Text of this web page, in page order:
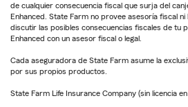
de cualquier consecuencia fiscal que surja del
Enhanced. State Farm no provee asesoría fiscal ni
discutir las posibles consecuencias fiscales de tu
Enhanced con un asesor fiscal o legal.
Cada aseguradora de State Farm asume la
por sus propios productos.
State Farm Life Insurance Company (sin licencia